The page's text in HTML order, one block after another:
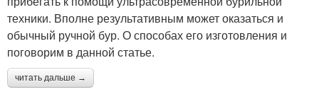
техники. Вполне результативным может оказаться и
обычный ручной бур. О способах его изготовления и
поговорим в данной статье.
читать дальше →